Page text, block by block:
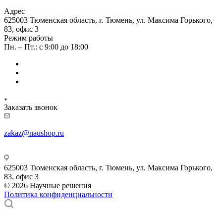
Адрес
625003 Тюменская область, г. Тюмень, ул. Максима Горького,
83, офис 3
Режим работы
Пн. – Пт.: с 9:00 до 18:00
Заказать звонок
zakaz@naushop.ru
625003 Тюменская область, г. Тюмень, ул. Максима Горького,
83, офис 3
© 2026 Научные решения
Политика конфиденциальности